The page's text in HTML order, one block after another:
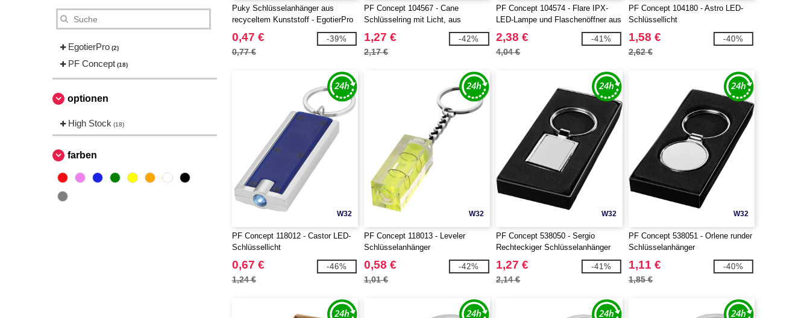
EgotierPro (2)
PF Concept (18)
optionen
High Stock (18)
farben
Puky Schlüsselanhänger aus
recyceltem Kunststoff - EgotierPro
126341
0,47 €
0,77 €
-39%
PF Concept 104567 - Cane
Schlüsselring mit Licht, aus
Bambus
1,27 €
2,17 €
-42%
PF Concept 104574 - Flare IPX-
LED-Lampe und Flaschenöffner aus
recyceltem Aluminium mit
Schlüsselanhänger
2,38 €
4,04 €
-41%
PF Concept 104180 - Astro LED-
Schlüssellicht
1,58 €
2,62 €
-40%
W32
PF Concept 118012 - Castor LED-
Schlüssellicht
0,67 €
1,24 €
-46%
W32
PF Concept 118013 - Leveler
Schlüsselanhänger
0,58 €
1,01 €
-42%
W32
PF Concept 538050 - Sergio
Rechteckiger Schlüsselanhänger
1,27 €
2,14 €
-41%
W32
PF Concept 538051 - Orlene runder
Schlüsselanhänger
1,11 €
1,85 €
-40%